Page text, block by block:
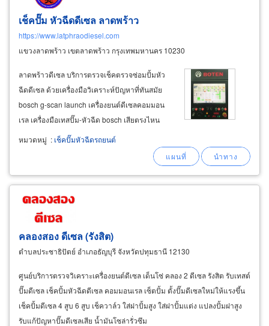
เช็คปั๊ม หัวฉีดดีเซล ลาดพร้าว
https://www.latphraodiesel.com
แขวงลาดพร้าว เขตลาดพร้าว กรุงเทพมหานคร 10230
ลาดพร้าวดีเซล บริการตรวจเช็คตรวจซ่อมปั้มหัว
ฉีดดีเซล ด้วยเครื่องมือวิเคราะห์ปัญหาที่ทันสมัย
bosch g-scan launch เครื่องยนต์ดีเซลคอมมอน
เรล เครื่องมือเทสปั๊ม-หัวฉีด bosch เสียตรงไหน
ซ่อมตรงนั้นมั่นใจได้ เปลี่ยนชุดซ่อมเปลี่ยนนมหนู
หัวฉีดแก้ปัญหาเฉพาะจุดช่วยลูกค้าเซฟเงิน จ่ายไม่
แพง เทสปั๊มหัวฉีดเครื่องยนต์ดีเซลระบบคอมมอน
เรล
หมวดหมู่ : เช็คปั๊มหัวฉีดรถยนต์
คลองสอง ดีเซล (รังสิต)
ตำบลประชาธิปัตย์ อำเภอธัญบุรี จังหวัดปทุมธานี 12130
ศูนย์บริการตรวจวิเคราะเครื่องยนต์ดีเซล เด็นโซ่ คลอง 2 ดีเซล รังสิต รับเทสต์
ปั๊มดีเซล เช็คปั้มหัวฉีดดีเซล คอมมอนเรล เซ็ตปั้ม ตั้งปั๊มดีเซลใหม่ให้แรงขึ้น
เช็คปั้มดีเซล 4 สูบ 6 สูบ เช็ควาล์ว ใส่ฝาปั้มสูง ใส่ฝาปั้มแต่ง แปลงปั้มฝาสูง
รับแก้ปัญหาปั๊มดีเซลเสีย น้ำมันโซล่ารั่วซึม